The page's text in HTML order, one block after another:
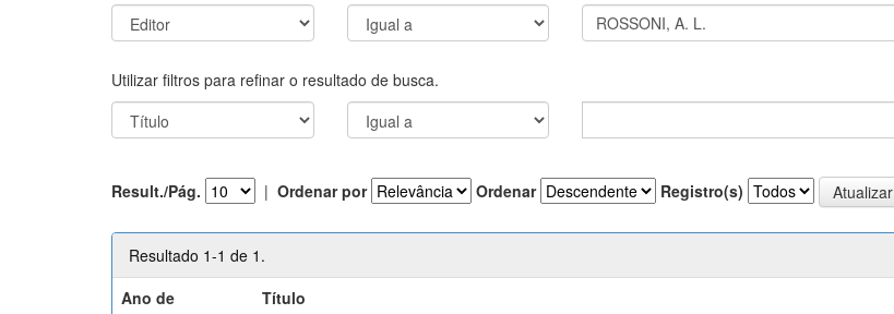
Utilizar filtros para refinar o resultado de busca.
Result./Pág. | Ordenar por Ordenar Registro(s)
Resultado 1-1 de 1.
Ano de
Título